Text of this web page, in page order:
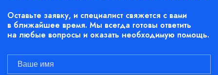
Оставьте заявку, и специалист свяжется с вами
в ближайшее время. Мы всегда готовы ответить
на любые вопросы и оказать необходимую помощь.